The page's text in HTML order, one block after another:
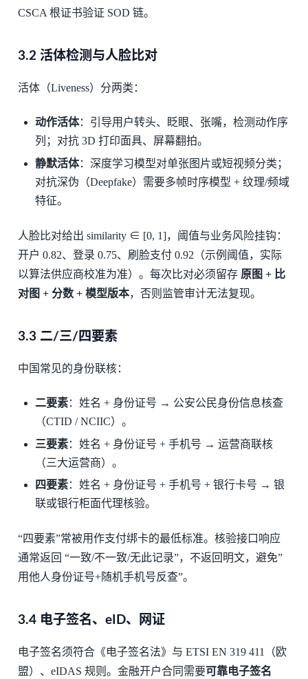
CSCA 根证书验证 SOD 链。
3.2 活体检测与人脸比对
活体（Liveness）分两类：
动作活体：引导用户转头、眨眼、张嘴，检测动作序
列；对抗 3D 打印面具、屏幕翻拍。
静默活体：深度学习模型对单张图片或短视频分类；
对抗深伪（Deepfake）需要多帧时序模型 + 纹理/频域
特征。
人脸比对给出 similarity ∈ [0, 1]，阈值与业务风险挂钩：
开户 0.82、登录 0.75、刷脸支付 0.92（示例阈值，实际
以算法供应商校准为准）。每次比对必须留存 原图 + 比
对图 + 分数 + 模型版本，否则监管审计无法复现。
3.3 二/三/四要素
中国常见的身份联核：
二要素：姓名 + 身份证号 → 公安公民身份信息核查
（CTID / NCIIC）。
三要素：姓名 + 身份证号 + 手机号 → 运营商联核
（三大运营商）。
四要素：姓名 + 身份证号 + 手机号 + 银行卡号 → 银
联或银行柜面代理核验。
“四要素”常被用作支付绑卡的最低标准。核验接口响应
通常返回 “一致/不一致/无此记录”，不返回明文，避免”
用他人身份证号+随机手机号反查”。
3.4 电子签名、eID、网证
电子签名须符合《电子签名法》与 ETSI EN 319 411（欧
盟）、eIDAS 规则。金融开户合同需要可靠电子签名